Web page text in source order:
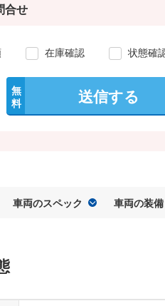
合せ
在庫確認 状態確
無
料
送信する
車両のスペック 車両の装備